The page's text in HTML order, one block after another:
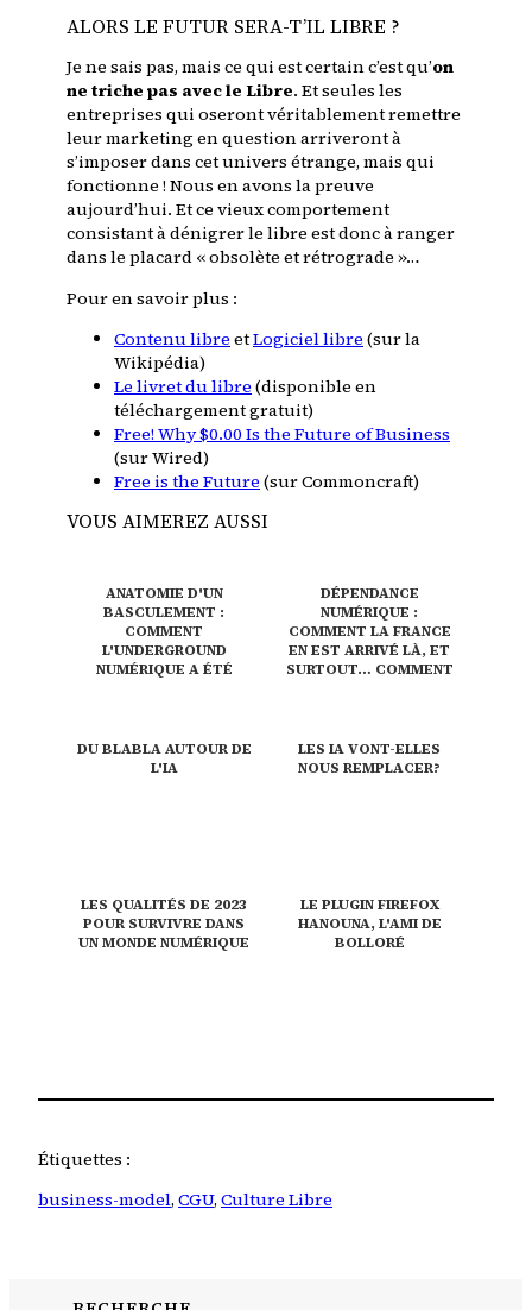
ALORS LE FUTUR SERA-T’IL LIBRE ?
Je ne sais pas, mais ce qui est certain c’est qu’on
ne triche pas avec le Libre. Et seules les
entreprises qui oseront véritablement remettre
leur marketing en question arriveront à
s’imposer dans cet univers étrange, mais qui
fonctionne ! Nous en avons la preuve
aujourd’hui. Et ce vieux comportement
consistant à dénigrer le libre est donc à ranger
dans le placard « obsolète et rétrograde »…
Pour en savoir plus :
Contenu libre etLogiciel libre (sur la
Wikipédia)
Le livret du libre (disponible en
téléchargement gratuit)
Free! Why $0.00 Is the Future of Business
(sur Wired)
Free is the Future (sur Commoncraft)
VOUS AIMEREZ AUSSI
ANATOMIE D'UN
BASCULEMENT :
COMMENT
L'UNDERGROUND
NUMÉRIQUE A ÉTÉ
DÉPENDANCE
NUMÉRIQUE :
COMMENT LA FRANCE
EN EST ARRIVÉ LÀ, ET
SURTOUT… COMMENT
DU BLABLA AUTOUR DE
L'IA
LES IA VONT-ELLES
NOUS REMPLACER?
LES QUALITÉS DE 2023
POUR SURVIVRE DANS
UN MONDE NUMÉRIQUE
LE PLUGIN FIREFOX
HANOUNA, L'AMI DE
BOLLORÉ
Étiquettes :
business-model, CGU, Culture Libre